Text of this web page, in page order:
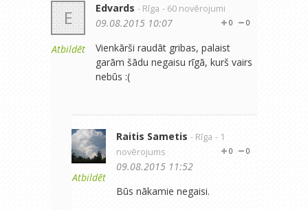
E
Atbildēt
Edvards - Rīga - 60 novērojumi
0
0
09.08.2015 10:07
Vienkārši raudāt gribas, palaist
garām šādu negaisu rīgā, kurš vairs
nebūs :(
Atbildēt
Raitis Sametis - Rīga - 1
novērojums
0
0
09.08.2015 11:52
Būs nākamie negaisi.